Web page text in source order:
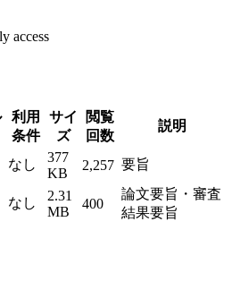
access
利用
条件
サイ
ズ
閲覧
回数
説明
なし
377
KB
2,257 要旨
なし
2.31
MB
400
論文要旨・審査
結果要旨